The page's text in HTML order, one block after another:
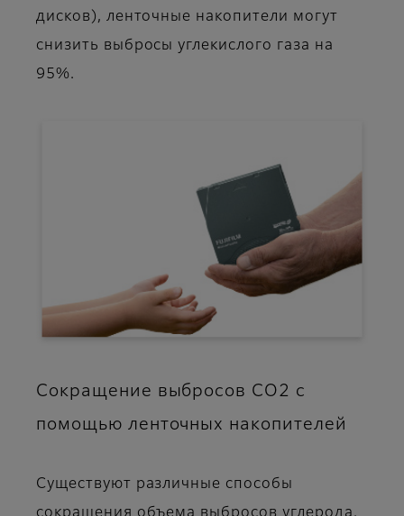
дисков), ленточные накопители могут
снизить выбросы углекислого газа на
95%.
Сокращение выбросов CO2 с
помощью ленточных накопителей
Существуют различные способы
сокращения объема выбросов углерода.